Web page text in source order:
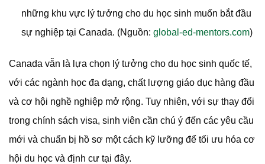
những khu vực lý tưởng cho du học sinh muốn bắt đầu
sự nghiệp tại Canada. (Nguồn: global-ed-mentors.com)
Canada vẫn là lựa chọn lý tưởng cho du học sinh quốc tế,
với các ngành học đa dạng, chất lượng giáo dục hàng đầu
và cơ hội nghề nghiệp mở rộng. Tuy nhiên, với sự thay đổi
trong chính sách visa, sinh viên cần chú ý đến các yêu cầu
mới và chuẩn bị hồ sơ một cách kỹ lưỡng để tối ưu hóa cơ
hội du học và định cư tại đây.